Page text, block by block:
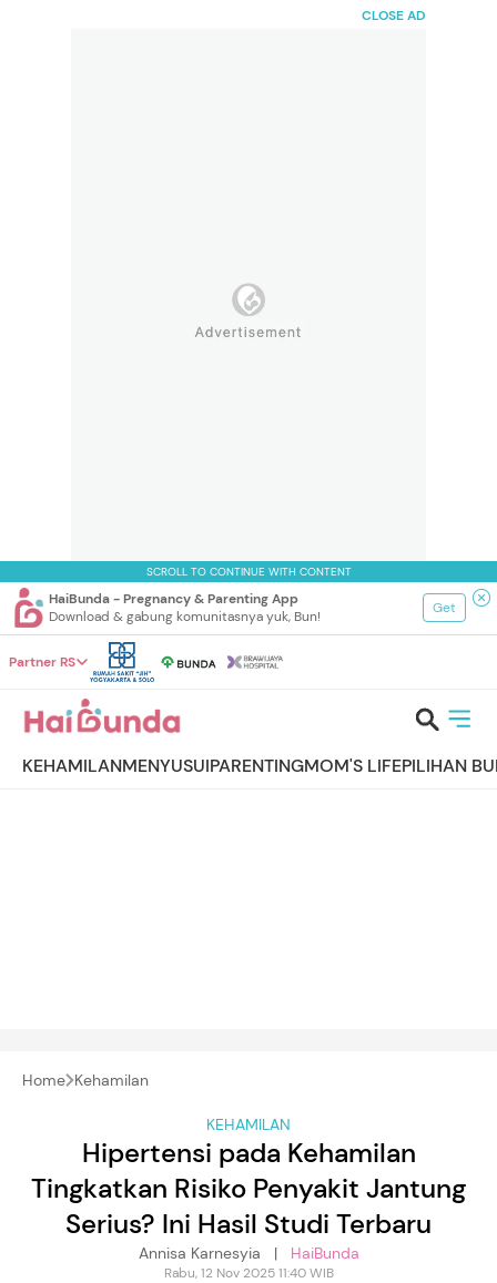
CLOSE AD
SCROLL TO CONTINUE WITH CONTENT
HaiBunda - Pregnancy & Parenting App
Download & gabung komunitasnya yuk, Bun!
Get
Partner RS
KEHAMILANMENYUSUIPARENTINGMOM'S LIFEPILIHAN
Home Kehamilan
KEHAMILAN
Hipertensi pada Kehamilan
Tingkatkan Risiko Penyakit Jantung
Serius? Ini Hasil Studi Terbaru
Annisa Karnesyia | HaiBunda
Rabu, 12 Nov 2025 11:40 WIB